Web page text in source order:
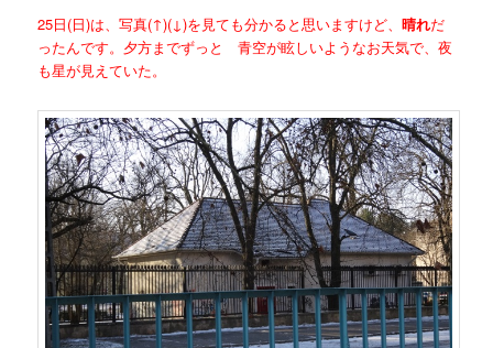
25日(日)は、写真(↑)(↓)を見ても分かると思いますけど、晴れだ
ったんです。夕方までずっと 青空が眩しいようなお天気で、夜
も星が見えていた。